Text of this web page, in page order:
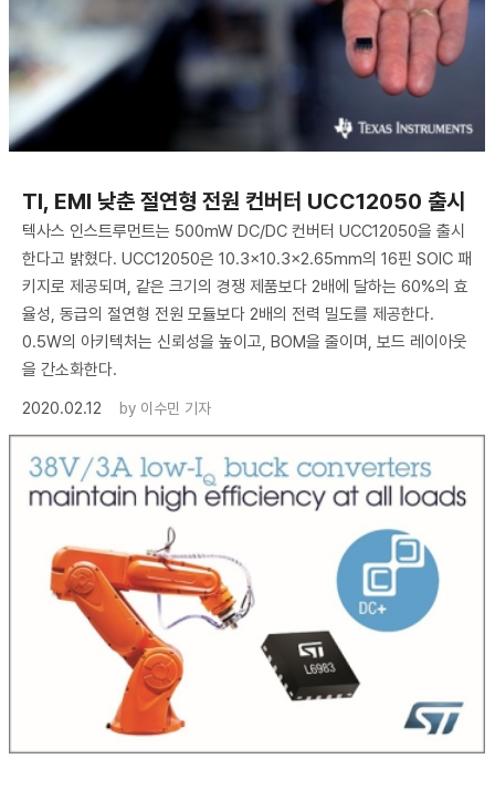
​TI, EMI 낮춘 절연형 전원 컨버터 UCC12050 출시
텍사스 인스트루먼트는 500mW DC/DC 컨버터 UCC12050을 출시
한다고 밝혔다. UCC12050은 10.3×10.3×2.65mm의 16핀 SOIC 패
키지로 제공되며, 같은 크기의 경쟁 제품보다 2배에 달하는 60%의 효
율성, 동급의 절연형 전원 모듈보다 2배의 전력 밀도를 제공한다.
0.5W의 아키텍처는 신뢰성을 높이고, BOM을 줄이며, 보드 레이아웃
을 간소화한다.
2020.02.12
by 이수민 기자